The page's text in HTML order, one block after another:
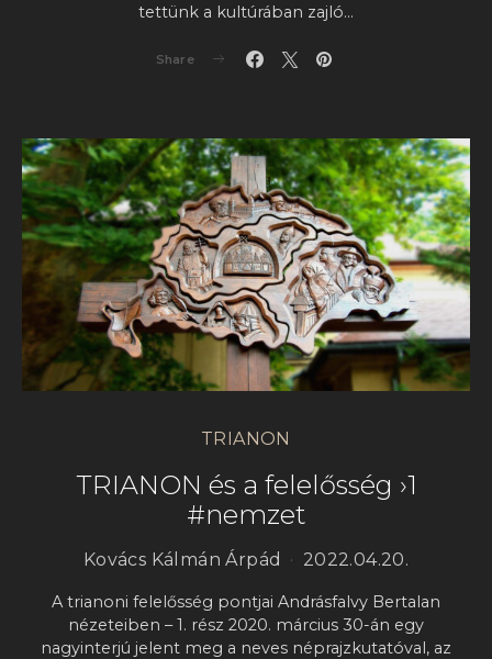
tettünk a kultúrában zajló…
Share
TRIANON
TRIANON és a felelősség ›1
#nemzet
Kovács Kálmán Árpád 2022.04.20.
A trianoni felelősség pontjai Andrásfalvy Bertalan
nézeteiben – 1. rész 2020. március 30-án egy
nagyinterjú jelent meg a neves néprajzkutatóval, az